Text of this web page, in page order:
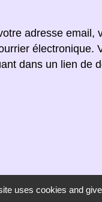
adresse email,
électronique.
dans un lien de
uses cookies and